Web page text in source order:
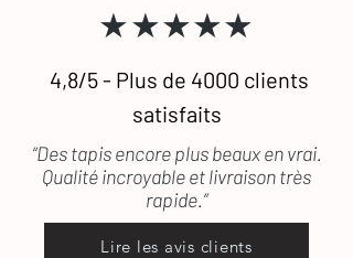
★★★★★
4,8/5 - Plus de 4000 clients
satisfaits
“Des tapis encore plus beaux en vrai.
Qualité incroyable et livraison très
rapide.”
Lire les avis clients